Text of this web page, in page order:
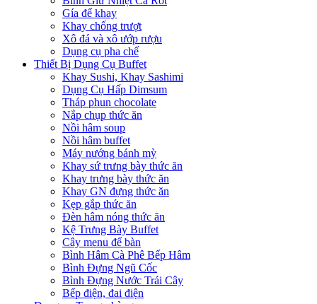
Gía để khay
Khay chống trượt
Xô đá và xô ướp rượu
Dụng cụ pha chế
Thiết Bị Dụng Cụ Buffet
Khay Sushi, Khay Sashimi
Dụng Cụ Hấp Dimsum
Tháp phun chocolate
Nắp chụp thức ăn
Nồi hâm soup
Nồi hâm buffet
Máy nướng bánh mỳ
Khay sứ trưng bày thức ăn
Khay trưng bày thức ăn
Khay GN đựng thức ăn
Kẹp gắp thức ăn
Đèn hâm nóng thức ăn
Kệ Trưng Bày Buffet
Cây menu để bàn
Bình Hâm Cà Phê Bếp Hâm
Bình Đựng Ngũ Cốc
Bình Đựng Nước Trái Cây
Bếp điện, đai điện